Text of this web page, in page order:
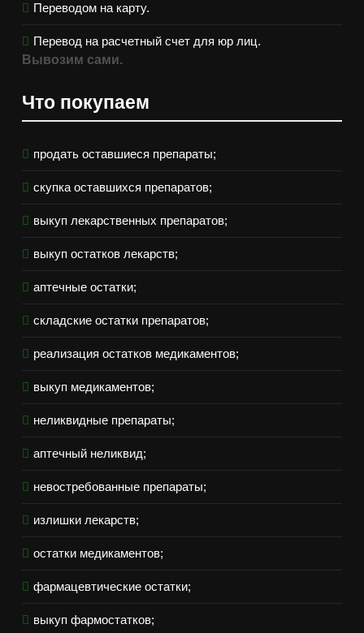
Переводом на карту.
Перевод на расчетный счет для юр лиц.
Вывозим сами.
Что покупаем
продать оставшиеся препараты;
скупка оставшихся препаратов;
выкуп лекарственных препаратов;
выкуп остатков лекарств;
аптечные остатки;
складские остатки препаратов;
реализация остатков медикаментов;
выкуп медикаментов;
неликвидные препараты;
аптечный неликвид;
невостребованные препараты;
излишки лекарств;
остатки медикаментов;
фармацевтические остатки;
выкуп фармостатков;